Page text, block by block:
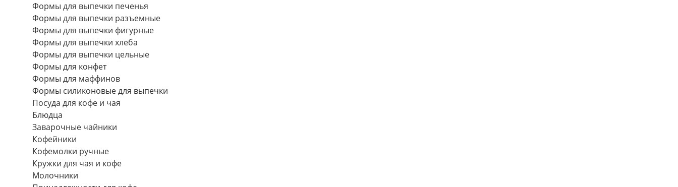
Формы для выпечки печенья
Формы для выпечки разъемные
Формы для выпечки фигурные
Формы для выпечки хлеба
Формы для выпечки цельные
Формы для конфет
Формы для маффинов
Формы силиконовые для выпечки
Посуда для кофе и чая
Блюдца
Заварочные чайники
Кофейники
Кофемолки ручные
Кружки для чая и кофе
Молочники